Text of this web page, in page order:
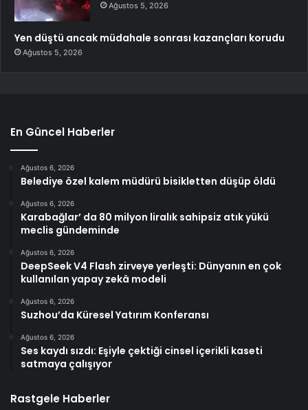
Ağustos 5, 2026
Yen düştü ancak müdahale sonrası kazançları korudu
Ağustos 5, 2026
En Güncel Haberler
Ağustos 6, 2026
Belediye özel kalem müdürü bisikletten düşüp öldü
Ağustos 6, 2026
Karabağlar’ da 80 milyon liralık sahipsiz atık yükü
meclis gündeminde
Ağustos 6, 2026
DeepSeek V4 Flash zirveye yerleşti: Dünyanın en çok
kullanılan yapay zekâ modeli
Ağustos 6, 2026
Suzhou’da Küresel Yatırım Konferansı
Ağustos 6, 2026
Ses kaydı sızdı: Eşiyle çektiği cinsel içerikli kaseti
satmaya çalışıyor
Rastgele Haberler